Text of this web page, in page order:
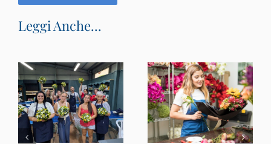
Leggi Anche...